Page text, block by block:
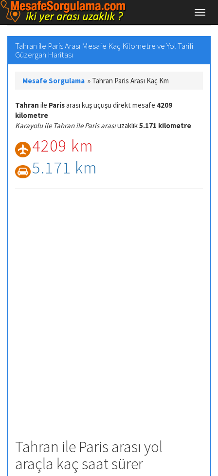
Tahran ile Paris Arası Mesafe Kaç Kilometre ve Yol Tarifi
Güzergah Haritası
Mesafe Sorgulama » Tahran Paris Arası Kaç Km
Tahran ile Parisarası kuş uçuşu direkt mesafe 4209
kilometre
Karayolu ile Tahran ile Paris arasıuzaklık5.171 kilometre
4209 km
5.171 km
Tahran ile Paris arası yol
araçla kaç saat sürer